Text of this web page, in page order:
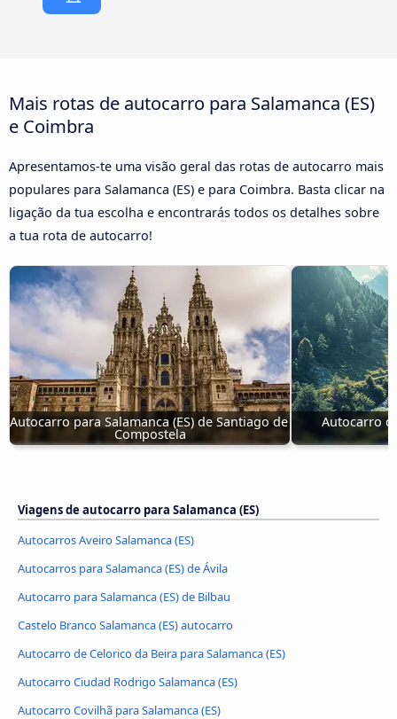
Mais rotas de autocarro para Salamanca (ES)
e Coimbra
Apresentamos-te uma visão geral das rotas de autocarro mais
populares para Salamanca (ES) e para Coimbra. Basta clicar na
ligação da tua escolha e encontrarás todos os detalhes sobre
a tua rota de autocarro!
Autocarro para Salamanca (ES) de Santiago de
Compostela
Autocarro
Viagens de autocarro para Salamanca (ES)
Autocarros Aveiro Salamanca (ES)
Autocarros para Salamanca (ES) de Ávila‎
Autocarro para Salamanca (ES) de Bilbau
Castelo Branco Salamanca (ES) autocarro
Autocarro de Celorico da Beira para Salamanca (ES)
Autocarro Ciudad Rodrigo Salamanca (ES)
Autocarro Covilhã para Salamanca (ES)